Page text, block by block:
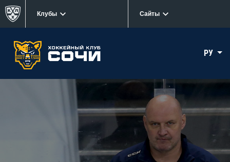
Клубы Сайты
РУ